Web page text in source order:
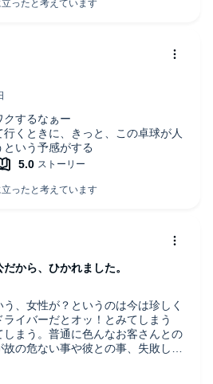
クするなぁー
くときに、きっと、この卓球が人
いう予感がする
、女性が？というのは今は珍しく
イバーだとオッ！とみてしまう
しまう。普通に色んなお客さんとの
の危ない事や彼との事、失敗した
れ動きをとても綺麗に描かれてま
楽しく聴かせて頂きました。
から、ひかれました。